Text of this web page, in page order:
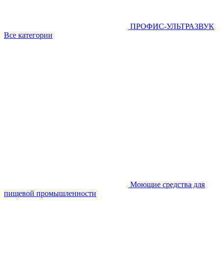
ПРОФИС-УЛЬТРАЗВУК
Все категории
Моющие средства для
пищевой промышленности